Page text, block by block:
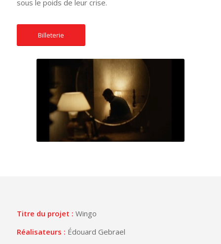
sous le poids de leur crise.
Billeterie
Titre du projet : Wingo
Réalisateurs : Édouard Gebrael